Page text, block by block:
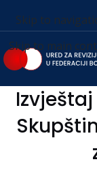
Skip to
Skip to main